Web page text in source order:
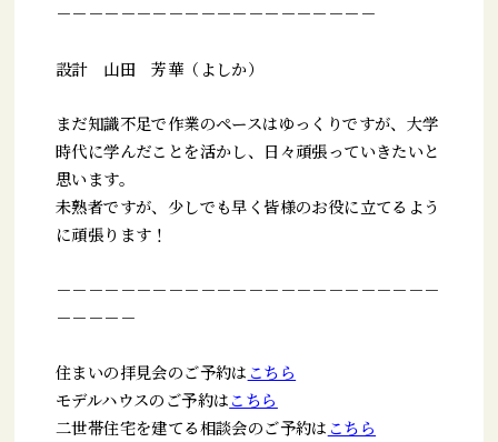
－－－－－－－－－－－－－－－－－－－－
設計 山田 芳華（よしか）
まだ知識不足で作業のペースはゆっくりですが、大学
時代に学んだことを活かし、日々頑張っていきたいと
思います。
未熟者ですが、少しでも早く皆様のお役に立てるよう
に頑張ります！
－－－－－－－－－－－－－－－－－－－－－－－－
－－－－－
住まいの拝見会のご予約は こちら
モデルハウスのご予約はこちら
二世帯住宅を建てる相談会のご予約は こちら